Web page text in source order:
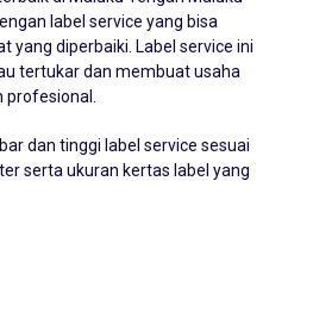
label service yang bisa
yang diperbaiki. Label service ini
tertukar dan membuat usaha
profesional.
serta ukuran kertas label yang